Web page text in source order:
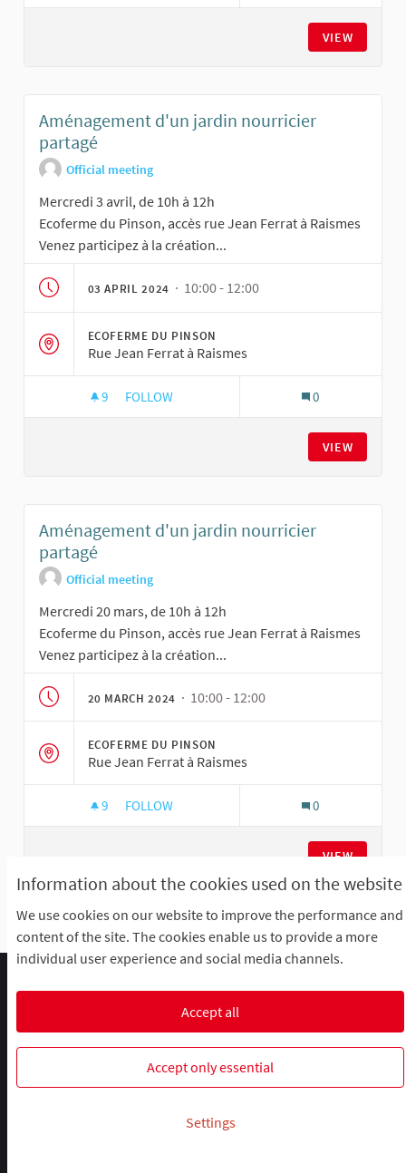
Information about the cookies used on the website
We use cookies on our website to improve the performance and
content of the site. The cookies enable us to provide a more
individual user experience and social media channels.
Accept all
Accept only essential
Settings
VIEW
Aménagement d'un jardin nourricier
partagé
Official meeting
Mercredi 3 avril, de 10h à 12h
Ecoferme du Pinson, accès rue Jean Ferrat à Raismes
Venez participez à la création...
03 APRIL 2024 · 10:00 - 12:00
ECOFERME DU PINSON
Rue Jean Ferrat à Raismes
9 9 FOLLOWERS
FOLLOW 0
VIEW
Aménagement d'un jardin nourricier
partagé
Official meeting
Mercredi 20 mars, de 10h à 12h
Ecoferme du Pinson, accès rue Jean Ferrat à Raismes
Venez participez à la création...
20 MARCH 2024 · 10:00 - 12:00
ECOFERME DU PINSON
Rue Jean Ferrat à Raismes
9 9 FOLLOWERS
FOLLOW 0
VIEW
See all withdrawn meetings
Default title for terms-and-conditions
Cookie settings
R-lab, le laboratoire de la participation
R-lab, le laboratoire de la
R-lab, le laboratoire de la